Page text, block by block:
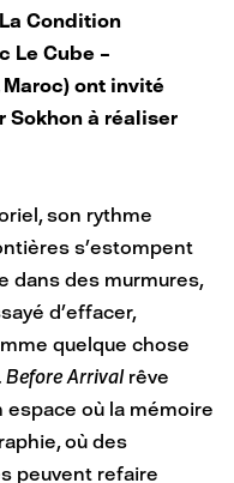
Condition
Le Cube –
ont invité
Sokhon à réaliser
son rythme
s’estompent
dans des murmures,
d’effacer,
quelque chose
Before Arrivalrêve
espace où la mémoire
où des
peuvent refaire